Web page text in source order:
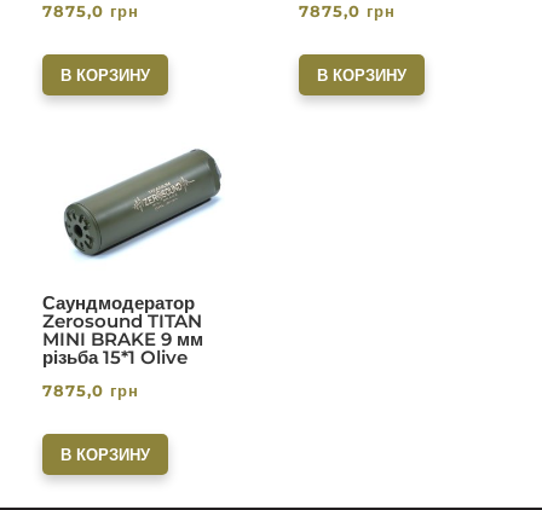
7875,0 грн
В КОРЗИНУ
7875,0 грн
В КОРЗИНУ
Саундмодератор
Zerosound TITAN
MINI BRAKE 9 мм
різьба 15*1 Olive
7875,0 грн
В КОРЗИНУ